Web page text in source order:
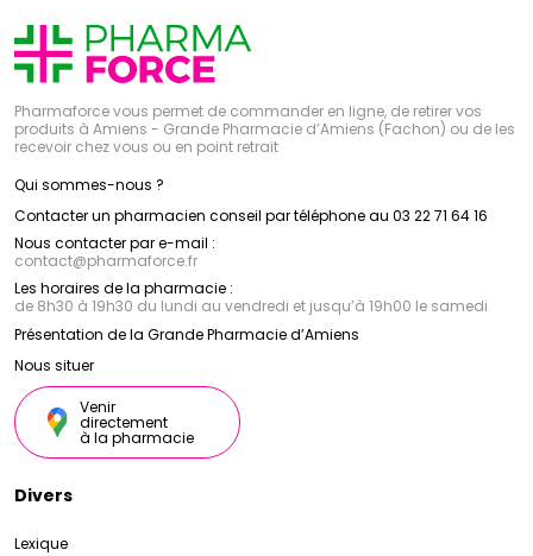
Pharmaforce vous permet de commander en ligne, de retirer vos
produits à Amiens - Grande Pharmacie d’Amiens (Fachon) ou de les
recevoir chez vous ou en point retrait
Qui sommes-nous ?
Contacter un pharmacien conseil par téléphone au 03 22 71 64 16
Nous contacter par e-mail :
contact@pharmaforce.fr
Les horaires de la pharmacie :
de 8h30 à 19h30 du lundi au vendredi et jusqu’à 19h00 le samedi
Présentation de la Grande Pharmacie d’Amiens
Nous situer
Venir
directement
à la pharmacie
Divers
Lexique